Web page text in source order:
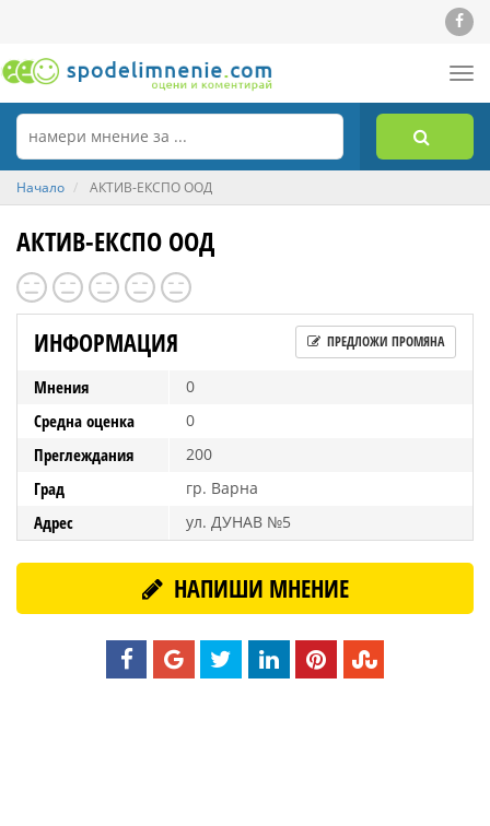
Начало АКТИВ-ЕКСПО ООД
АКТИВ-ЕКСПО ООД
ИНФОРМАЦИЯ ПРЕДЛОЖИ ПРОМЯНА
Мнения 0
Средна оценка 0
Преглеждания 200
Град гр. Варна
Адрес ул. ДУНАВ №5
НАПИШИ МНЕНИЕ